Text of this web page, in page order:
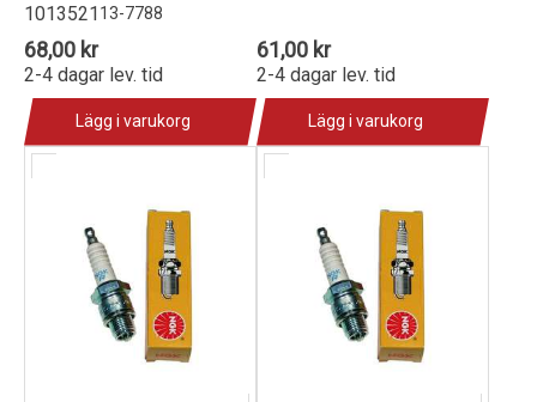
101352113-7788
68,00 kr
2-4 dagar lev. tid
Lägg i varukorg
61,00 kr
2-4 dagar lev. tid
Lägg i varukorg